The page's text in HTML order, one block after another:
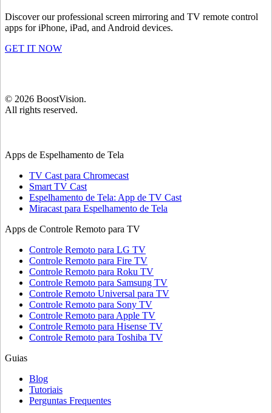
Discover our professional screen mirroring and TV remote control
apps for iPhone, iPad, and Android devices.
GET IT NOW
© 2026 BoostVision.
All rights reserved.
Apps de Espelhamento de Tela
TV Cast para Chromecast
Smart TV Cast
Espelhamento de Tela: App de TV Cast
Miracast para Espelhamento de Tela
Apps de Controle Remoto para TV
Controle Remoto para LG TV
Controle Remoto para Fire TV
Controle Remoto para Roku TV
Controle Remoto para Samsung TV
Controle Remoto Universal para TV
Controle Remoto para Sony TV
Controle Remoto para Apple TV
Controle Remoto para Hisense TV
Controle Remoto para Toshiba TV
Guias
Blog
Tutoriais
Perguntas Frequentes